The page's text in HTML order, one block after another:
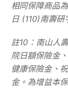
相同保障商品
日(110)南壽研
註10 ：南山人
院日額保險金
健康保險金、
金。為增益本